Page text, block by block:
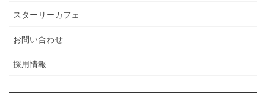
スターリーカフェ
お問い合わせ
採用情報